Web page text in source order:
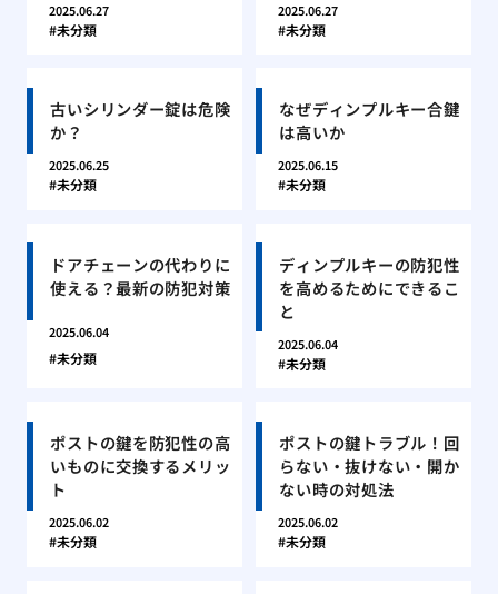
2025.06.27
未分類
2025.06.27
未分類
古いシリンダー錠は危険
か？
2025.06.25
未分類
なぜディンプルキー合鍵
は高いか
2025.06.15
未分類
ドアチェーンの代わりに
使える？最新の防犯対策
2025.06.04
未分類
ディンプルキーの防犯性
を高めるためにできるこ
と
2025.06.04
未分類
ポストの鍵を防犯性の高
いものに交換するメリッ
ト
2025.06.02
未分類
ポストの鍵トラブル！回
らない・抜けない・開か
ない時の対処法
2025.06.02
未分類